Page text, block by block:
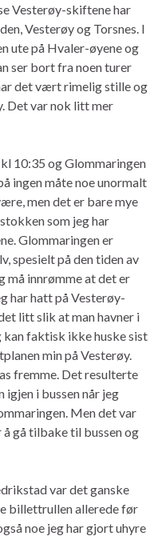
Vesterøy-skiftene har
Vesterøy og Torsnes. I
ute på Hvaler-øyene og
ser bort fra noen turer
det vært rimelig stille og
Det var nok litt mer
10:35 og Glommaringen
ingen måte noe unormalt
men det er bare mye
som jeg har
Glommaringen er
spesielt på den tiden av
må innrømme at det er
har hatt på Vesterøy-
litt slik at man havner i
kan faktisk ikke huske sist
min på Vesterøy.
fremme. Det resulterte
i bussen når jeg
Men det var
gå tilbake til bussen og
var det ganske
billettrullen allerede før
noe jeg har gjort uhyre